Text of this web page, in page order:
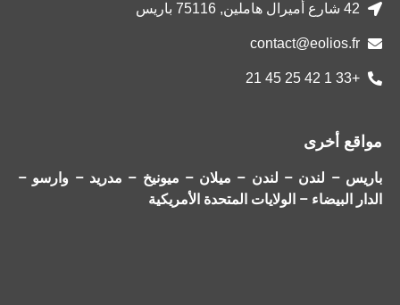
42 شارع أميرال هاملين, 75116 باريس
contact@eolios.fr
+33 1 42 25 45 21
مواقع أخرى
باريس – لندن – لندن – ميلان – ميونيخ – مدريد – وارسو –
الدار البيضاء – الولايات المتحدة الأمريكية